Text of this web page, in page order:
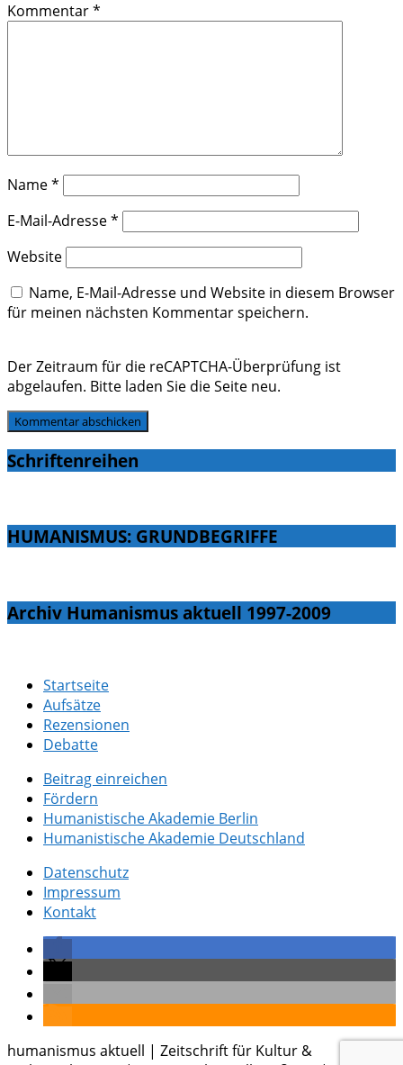
Kommentar*
Name*
E-Mail-Adresse*
Website
Name, E-Mail-Adresse und Website in diesem Browser
für meinen nächsten Kommentar speichern.
Der Zeitraum für die reCAPTCHA-Überprüfung ist
abgelaufen. Bitte laden Sie die Seite neu.
Schriftenreihen
HUMANISMUS: GRUNDBEGRIFFE
Archiv Humanismus aktuell 1997-2009
Startseite
Aufsätze
Rezensionen
Debatte
Beitrag einreichen
Fördern
Humanistische Akademie Berlin
Humanistische Akademie Deutschland
Datenschutz
Impressum
Kontakt
humanismus aktuell | Zeitschrift für Kultur &